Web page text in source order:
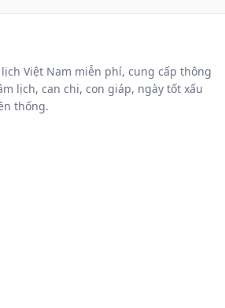
Việt Nam miễn phí, cung cấp thông
lịch, can chi, con giáp, ngày tốt xấu
thống.